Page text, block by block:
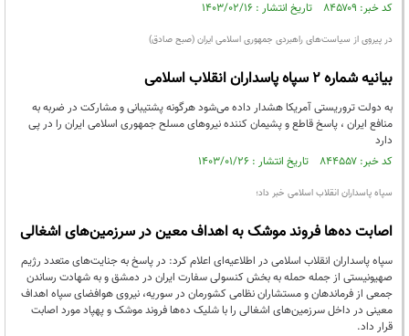
کد خبر: ۸۴۵۷۰۹ تاریخ انتشار : ۱۴۰۳/۰۲/۱۶
در پیروی از سیاست‌های راهبردی جمهوری اسلامی ایران (صبح صادق)
بیانیه شماره ۲ سپاه پاسداران انقلاب اسلامی
به دولت تروریستی آمریکا هشدار داده می‌شود هرگونه پشتیبانی و مشارکت در ضربه به
منافع ایران ، پاسخ قاطع و پشیمان کننده نیروهای مسلح جمهوری اسلامی ایران را در پی
دارد
کد خبر: ۸۴۴۵۵۷ تاریخ انتشار : ۱۴۰۳/۰۱/۲۶
سپاه پاسداران انقلاب اسلامی خبر داد؛
اصابت ده‌ها فروند موشک به اهداف معین در سرزمین‌های اشغالی
سپاه پاسداران انقلاب اسلامی در اطلاعیه‌ای اعلام کرد: در پاسخ به جنایت‌های متعدد رژیم
صهیونیستی از جمله حمله به بخش کنسولی سفارت ایران در دمشق و به شهادت رساندن
جمعی از فرماندهان و مستشاران نظامی کشورمان در سوریه، نیروی هوافضای سپاه اهداف
معینی در داخل سرزمین‌های اشغالی را با شلیک ده‌ها فروند موشک و پهپاد مورد اصابت
قرار داد.